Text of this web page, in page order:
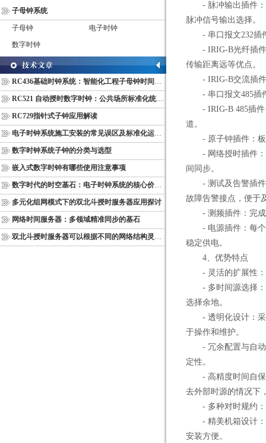
子母钟系统
子母钟
电子时钟
数字时钟
RC436基础时钟系统：智能化工程子母钟时间同步配套设备
RC521 自动授时数字时钟：公共场所标准化统一计时终端
RC729指针式子钟应用解读
电子时钟系统施工安装的常见误区及标准化运维管理规范
数字时钟系统子钟的分类与选型
嵌入式数字时钟有哪些使用注意事项
数字时代的时空基石：电子时钟系统的核心价值与多维意义
多元化组网模式下的双北斗授时服务器应用探讨
网络时间服务器：多领域精准同步的基石
双北斗授时服务器可以根据不同的网络结构灵活部署
- 脉冲输出插件：
脉冲信号输出选择。
- 串口报文232插件
- IRIG-B光纤插件
传输距离远等优点。
- IRIG-B交流插件
- 串口报文485插件
- IRIG-B 485插件
道。
- 原子钟插件：板
- 网络授时插件：
间同步。
- 测试及告警插件
故障告警接点，便于
- 测频插件：完成
- 电源插件：每个
稳定供电。
4、优势特点
- 灵活的扩展性：
- 多时间源选择：
选择余地。
- 透明化设计：采
于操作和维护。
- 冗余配置与自动
定性。
- 高精度时间自保
去外部时源的情况下
- 多种对时规约：
- 精美机箱设计：
安装方便。